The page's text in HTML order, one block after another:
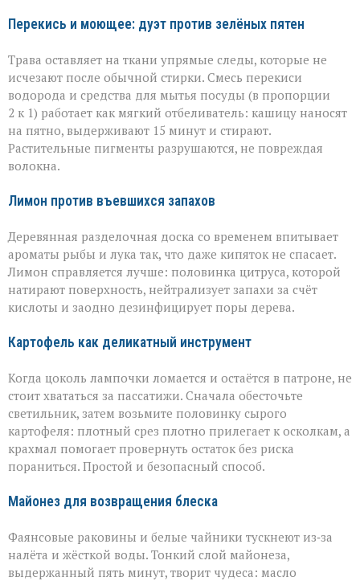
Перекись и моющее: дуэт против зелёных пятен
Трава оставляет на ткани упрямые следы, которые не
исчезают после обычной стирки. Смесь перекиси
водорода и средства для мытья посуды (в пропорции
2 к 1) работает как мягкий отбеливатель: кашицу наносят
на пятно, выдерживают 15 минут и стирают.
Растительные пигменты разрушаются, не повреждая
волокна.
Лимон против въевшихся запахов
Деревянная разделочная доска со временем впитывает
ароматы рыбы и лука так, что даже кипяток не спасает.
Лимон справляется лучше: половинка цитруса, которой
натирают поверхность, нейтрализует запахи за счёт
кислоты и заодно дезинфицирует поры дерева.
Картофель как деликатный инструмент
Когда цоколь лампочки ломается и остаётся в патроне, не
стоит хвататься за пассатижи. Сначала обесточьте
светильник, затем возьмите половинку сырого
картофеля: плотный срез плотно прилегает к осколкам, а
крахмал помогает провернуть остаток без риска
пораниться. Простой и безопасный способ.
Майонез для возвращения блеска
Фаянсовые раковины и белые чайники тускнеют из‑за
налёта и жёсткой воды. Тонкий слой майонеза,
выдержанный пять минут, творит чудеса: масло